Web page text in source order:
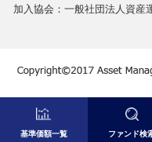
基準価額一覧 ファンド検
加入協会：一般社団法人資産